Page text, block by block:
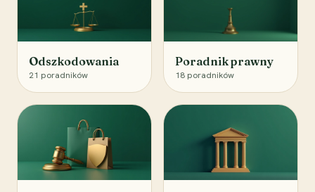
Odszkodowania
21 poradników
Poradnik prawny
18 poradników